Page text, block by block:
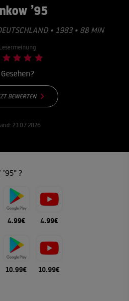
’95
• 1983 • 88 MIN
Lesermeinung
Gesehen?
BEWERTEN
23.07.2026
’95" ?
4.99€ 4.99€
10.99€ 10.99€